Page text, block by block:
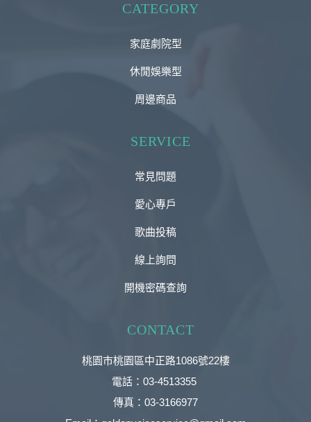
CATEGORY
家庭劇院型
休閒娛樂型
周邊商品
SERVICE
常見問題
愛心專戶
歌曲投稿
線上詢問
開機密碼查詢
CONTACT
桃園市桃園區中正路1086號22樓
電話：03-4513355
傳真：03-3166977